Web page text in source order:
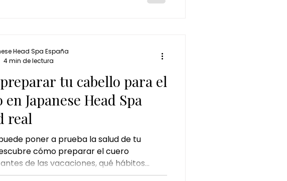
tu cabello para el
Japanese Head Spa
real
poner a prueba la salud de tu
cómo preparar el cuero
de las vacaciones, qué hábitos
la sequedad y por qué un Head
Head Spa España
4 min de lectura